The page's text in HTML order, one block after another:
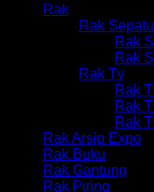
Rak
Rak Sepatu
Rak
Rak
Rak Tv
Rak
Rak
Rak
Rak Arsip Expo
Rak Buku
Rak Gantung
Rak Piring